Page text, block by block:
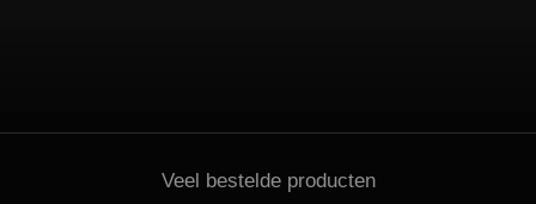
Veel bestelde producten